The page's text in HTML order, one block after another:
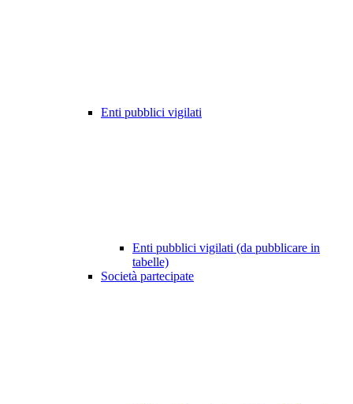
Enti pubblici vigilati
Enti pubblici vigilati (da pubblicare in
tabelle)
Società partecipate